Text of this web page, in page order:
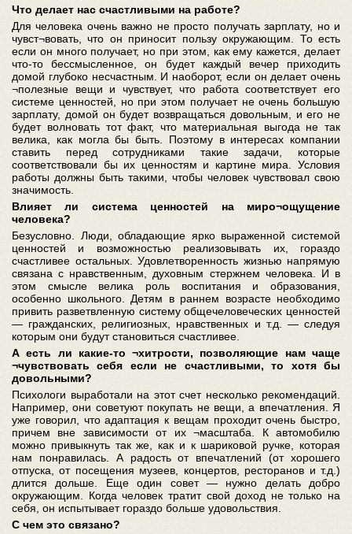
Что делает нас счастливыми на работе?
Для человека очень важно не просто получать зарплату, но и
чувст¬вовать, что он приносит пользу окружающим. То есть
если он много получает, но при этом, как ему кажется, делает
что-то бессмысленное, он будет каждый вечер приходить
домой глубоко несчастным. И наоборот, если он делает очень
¬полезные вещи и чувствует, что работа соответствует его
системе ценностей, но при этом получает не очень большую
зарплату, домой он будет возвращаться довольным, и его не
будет волновать тот факт, что материальная выгода не так
велика, как могла бы быть. Поэтому в интересах компании
ставить перед сотрудниками такие задачи, которые
соответствовали бы их ценностям и картине мира. Условия
работы должны быть такими, чтобы человек чувствовал свою
значимость.
Влияет ли система ценностей на миро¬ощущение
человека?
Безусловно. Люди, обладающие ярко выраженной системой
ценностей и возможностью реализовывать их, гораздо
счастливее остальных. Удовлетворенность жизнью напрямую
связана с нравственным, духовным стержнем человека. И в
этом смысле велика роль воспитания и образования,
особенно школьного. Детям в раннем возрасте необходимо
привить разветвленную систему общечеловеческих ценностей
— гражданских, религиозных, нравственных и т.д. — следуя
которым они будут становиться счастливее.
А есть ли какие-то ¬хитрости, позволяющие нам чаще
¬чувствовать себя если не счастливыми, то хотя бы
довольными?
Психологи выработали на этот счет несколько рекомендаций.
Например, они советуют покупать не вещи, а впечатления. Я
уже говорил, что адаптация к вещам проходит очень быстро,
причем вне зависимости от их ¬масштаба. К автомобилю
можно привыкнуть так же, как и к шариковой ручке, которая
нам понравилась. А радость от впечатлений (от хорошего
отпуска, от посещения музеев, концертов, ресторанов и т.д.)
длится дольше. Еще один совет — нужно делать добро
окружающим. Когда человек тратит свой доход не только на
себя, он испытывает гораздо больше удовольствия.
С чем это связано?